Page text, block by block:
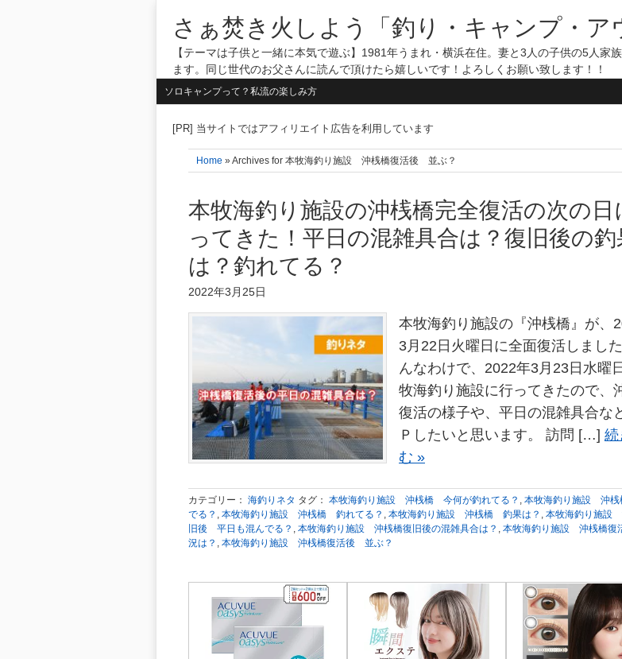
さぁ焚き火しよう「釣り・キャンプ・ア
【テーマは子供と一緒に本気で遊ぶ】1981年うまれ・横浜在住。妻と3人の子供の5人家
ます。同じ世代のお父さんに読んで頂けたら嬉しいです！よろしくお願い致します！！
ソロキャンプって？私流の楽しみ方
[PR] 当サイトではアフィリエイト広告を利用しています
Home » Archives for 本牧海釣り施設 沖桟橋復活後 並ぶ？
本牧海釣り施設の沖桟橋完全復活の次の日
ってきた！平日の混雑具合は？復旧後の釣
は？釣れてる？
2022年3月25日
本牧海釣り施設の『沖桟橋』が、
3月22日火曜日に全面復活しまし
んなわけで、2022年3月23日水曜
牧海釣り施設に行ってきたので、
復活の様子や、平日の混雑具合な
Ｐしたいと思います。 訪問 […] 続
む »
カテゴリー： 海釣りネタ タグ： 本牧海釣り施設 沖桟橋 今何が釣れてる？ , 本牧海釣り施設 沖
でる？ , 本牧海釣り施設 沖桟橋 釣れてる？ , 本牧海釣り施設 沖桟橋 釣果は？ , 本牧海釣り施設
旧後 平日も混んでる？ , 本牧海釣り施設 沖桟橋復旧後の混雑具合は？ , 本牧海釣り施設 沖桟橋
況は？ , 本牧海釣り施設 沖桟橋復活後 並ぶ？